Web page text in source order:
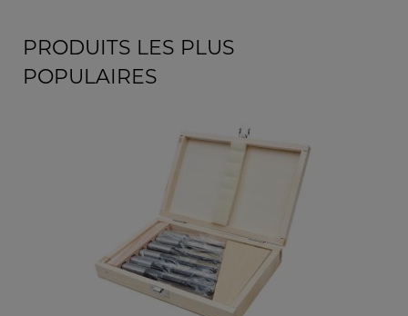
PRODUITS LES PLUS
POPULAIRES